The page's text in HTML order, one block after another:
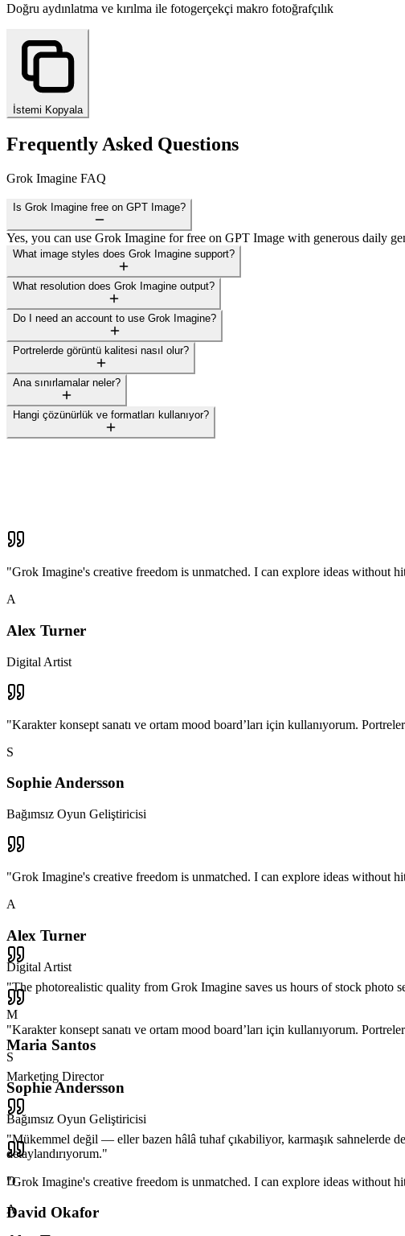
Doğru aydınlatma ve kırılma ile fotogerçekçi makro fotoğrafçılık
İstemi Kopyala
Frequently Asked Questions
Grok Imagine FAQ
Is Grok Imagine free on GPT Image?
Yes, you can use Grok Imagine for free on GPT Image with generous daily
What image styles does Grok Imagine support?
What resolution does Grok Imagine output?
Do I need an account to use Grok Imagine?
Portrelerde görüntü kalitesi nasıl olur?
Ana sınırlamalar neler?
Hangi çözünürlük ve formatları kullanıyor?
"Grok Imagine's creative freedom is unmatched. I can explore ideas without
A
Alex Turner
Digital Artist
"Karakter konsept sanatı ve ortam mood board’ları için kullanıyorum.
S
Sophie Andersson
Bağımsız Oyun Geliştiricisi
"Grok Imagine's creative freedom is unmatched. I can explore ideas without
A
Alex Turner
Digital Artist
"Karakter konsept sanatı ve ortam mood board’ları için kullanıyorum.
S
Sophie Andersson
Bağımsız Oyun Geliştiricisi
"Grok Imagine's creative freedom is unmatched. I can explore ideas without
A
"The photorealistic quality from Grok Imagine saves us hours of stock photo
M
Maria Santos
Marketing Director
"Mükemmel değil — eller bazen hâlâ tuhaf çıkabiliyor, karmaşık sahnelerde
detaylandırıyorum."
D
David Okafor